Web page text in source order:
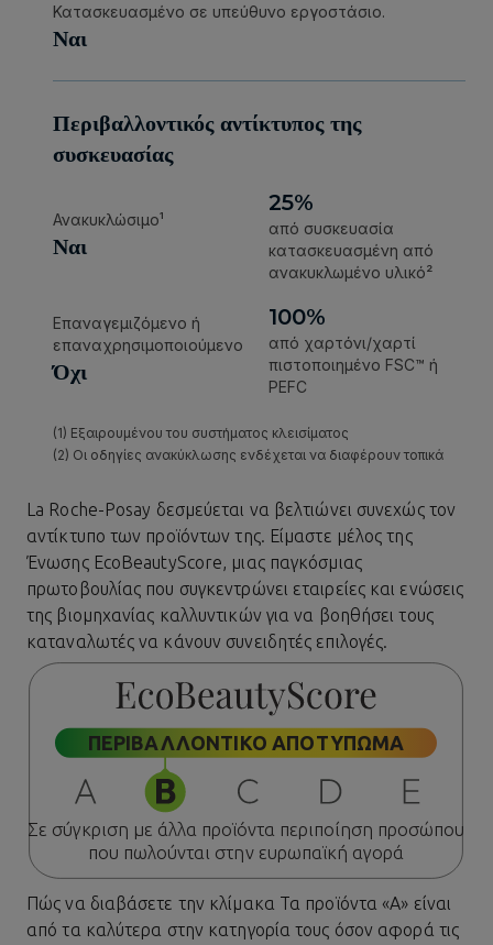
La Roche-Posay δεσμεύεται να βελτιώνει συνεχώς τον
αντίκτυπο των προϊόντων της. Είμαστε μέλος της
Ένωσης EcoBeautyScore, μιας παγκόσμιας
πρωτοβουλίας που συγκεντρώνει εταιρείες και ενώσεις
της βιομηχανίας καλλυντικών για να βοηθήσει τους
καταναλωτές να κάνουν συνειδητές επιλογές.
ΠΕΡΙΒΑΛΛΟΝΤΙΚΟ ΑΠΟΤΥΠΩΜΑ
Σε σύγκριση με άλλα προϊόντα περιποίηση προσώπου
που πωλούνται στην ευρωπαϊκή αγορά
Πώς να διαβάσετε την κλίμακα Τα προϊόντα «Α» είναι
από τα καλύτερα στην κατηγορία τους όσον αφορά τις